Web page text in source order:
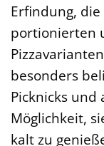
Erfindung,
portionierten
besonders
Picknicks und
Möglichkeit,
kalt zu